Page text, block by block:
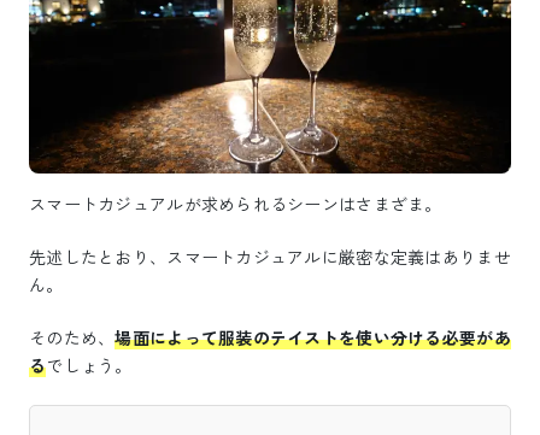
スマートカジュアルが求められるシーンはさまざま。
先述したとおり、スマートカジュアルに厳密な定義はありませ
ん。
そのため、場面によって服装のテイストを使い分ける必要があ
るでしょう。